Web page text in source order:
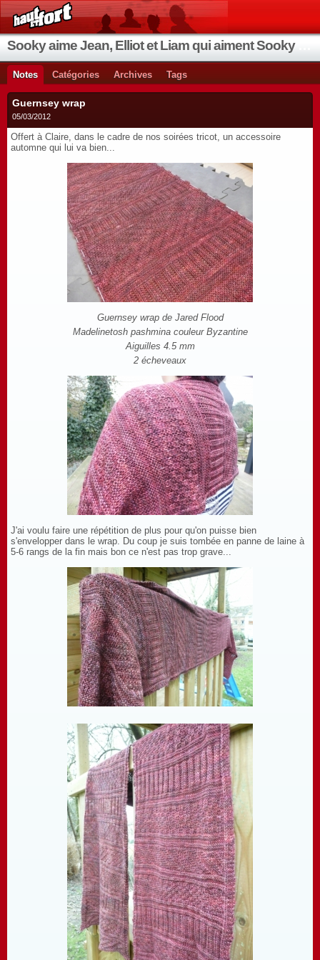
Notes Catégories Archives Tags
Guernsey wrap
05/03/2012
Offert à Claire, dans le cadre de nos soirées tricot, un accessoire
automne qui lui va bien...
Guernsey wrap de Jared Flood
Madelinetosh pashmina couleur Byzantine
Aiguilles 4.5 mm
2 écheveaux
J'ai voulu faire une répétition de plus pour qu'on puisse bien
s'envelopper dans le wrap. Du coup je suis tombée en panne de laine à
5-6 rangs de la fin mais bon ce n'est pas trop grave...